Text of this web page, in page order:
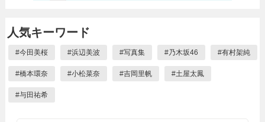
人気キーワード
#今田美桜 #浜辺美波 #写真集 #乃木坂46 #有村架純
#橋本環奈 #小松菜奈 #吉岡里帆 #土屋太鳳
#与田祐希